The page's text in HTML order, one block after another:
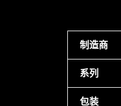
制造商
系列
包装